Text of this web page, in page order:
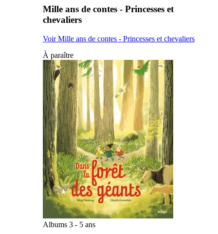
Mille ans de contes - Princesses et
chevaliers
Voir Mille ans de contes - Princesses et chevaliers
À paraître
Albums 3 - 5 ans